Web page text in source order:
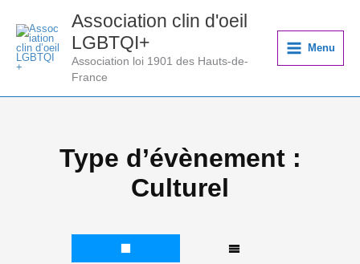
contenu
Association clin d'oeil
LGBTQI+
Association loi 1901 des Hauts-de-
France
Menu
Type d’évènement :
Culturel